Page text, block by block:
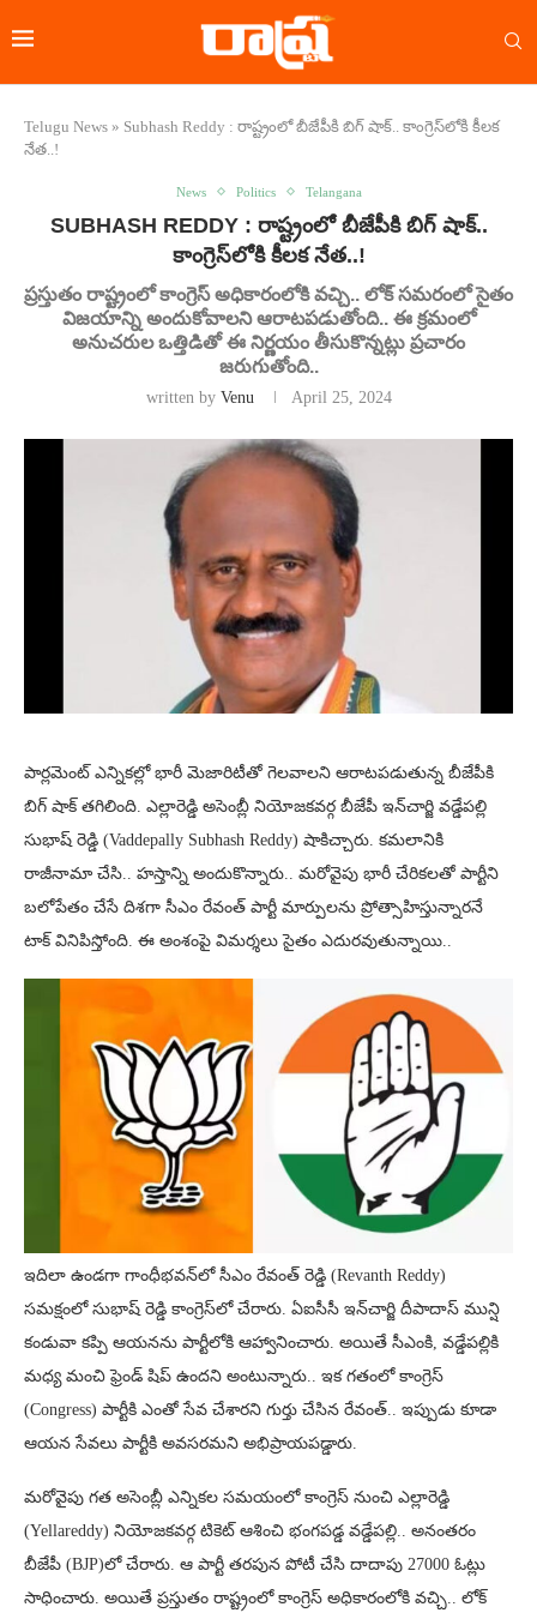
Telugu News » Subhash Reddy : రాష్ట్రంలో బీజేపీకి బిగ్ షాక్.. కాంగ్రెస్‌లోకి కీలక
నేత..!
News Politics Telangana
SUBHASH REDDY : రాష్ట్రంలో బీజేపీకి బిగ్ షాక్..
కాంగ్రెస్‌లోకి కీలక నేత..!
ప్రస్తుతం రాష్ట్రంలో కాంగ్రెస్ అధికారంలోకి వచ్చి.. లోక్ సమరంలో సైతం
విజయాన్ని అందుకోవాలని ఆరాటపడుతోంది.. ఈ క్రమంలో
అనుచరుల ఒత్తిడితో ఈ నిర్ణయం తీసుకొన్నట్లు ప్రచారం
జరుగుతోంది..
written by Venu April 25, 2024
పార్లమెంట్ ఎన్నికల్లో భారీ మెజారిటీతో గెలవాలని ఆరాటపడుతున్న బీజేపీకి
బిగ్ షాక్ తగిలింది. ఎల్లారెడ్డి అసెంబ్లీ నియోజకవర్గ బీజేపీ ఇన్‌చార్జి వడ్డేపల్లి
సుభాష్ రెడ్డి (Vaddepally Subhash Reddy) షాకిచ్చారు. కమలానికి
రాజీనామా చేసి.. హస్తాన్ని అందుకొన్నారు.. మరోవైపు భారీ చేరికలతో పార్టీని
బలోపేతం చేసే దిశగా సీఎం రేవంత్ పార్టీ మార్పులను ప్రోత్సాహిస్తున్నారనే
టాక్ వినిపిస్తోంది. ఈ అంశంపై విమర్శలు సైతం ఎదురవుతున్నాయి..
ఇదిలా ఉండగా గాంధీభవన్‌లో సీఎం రేవంత్ రెడ్డి (Revanth Reddy)
సమక్షంలో సుభాష్ రెడ్డి కాంగ్రెస్‌లో చేరారు. ఏఐసీసీ ఇన్‌‌చార్జి దీపాదాస్ మున్షి
కండువా కప్పి ఆయనను పార్టీలోకి ఆహ్వానించారు. అయితే సీఎంకి, వడ్డేపల్లికి
మధ్య మంచి ఫ్రెండ్ షిప్ ఉందని అంటున్నారు.. ఇక గతంలో కాంగ్రెస్‌
(Congress) పార్టీకి ఎంతో సేవ చేశారని గుర్తు చేసిన రేవంత్.. ఇప్పుడు కూడా
ఆయన సేవలు పార్టీకి అవసరమని అభిప్రాయపడ్డారు.
మరోవైపు గత అసెంబ్లీ ఎన్నికల సమయంలో కాంగ్రెస్ నుంచి ఎల్లారెడ్డి
(Yellareddy) నియోజకవర్గ టికెట్ ఆశించి భంగపడ్డ వడ్డేపల్లి.. అనంతరం
బీజేపీ (BJP)లో చేరారు. ఆ పార్టీ తరపున పోటీ చేసి దాదాపు 27000 ఓట్లు
సాధించారు. అయితే ప్రస్తుతం రాష్ట్రంలో కాంగ్రెస్ అధికారంలోకి వచ్చి.. లోక్